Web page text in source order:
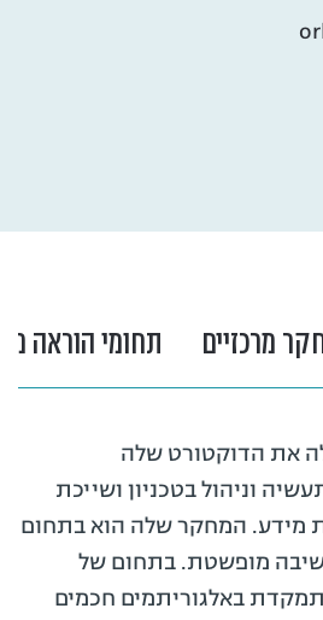
מרכזיים תחומי הוראה
את הדוקטורט שלה
וניהול בטכניון ושייכת
מידע. המחקר שלה הוא בתחום
מופשטת. בתחום של
באלגוריתמים חכמים